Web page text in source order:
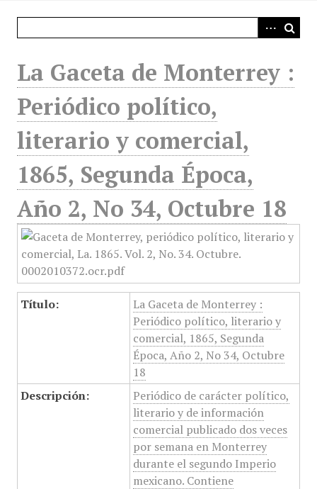
La Gaceta de Monterrey :
Periódico político,
literario y comercial,
1865, Segunda Época,
Año 2, No 34, Octubre 18
Título:
La Gaceta de Monterrey :
Periódico político, literario y
comercial, 1865, Segunda
Época, Año 2, No 34, Octubre
18
Descripción:
Periódico de carácter político,
literario y de información
comercial publicado dos veces
por semana en Monterrey
durante el segundo Imperio
mexicano. Contiene